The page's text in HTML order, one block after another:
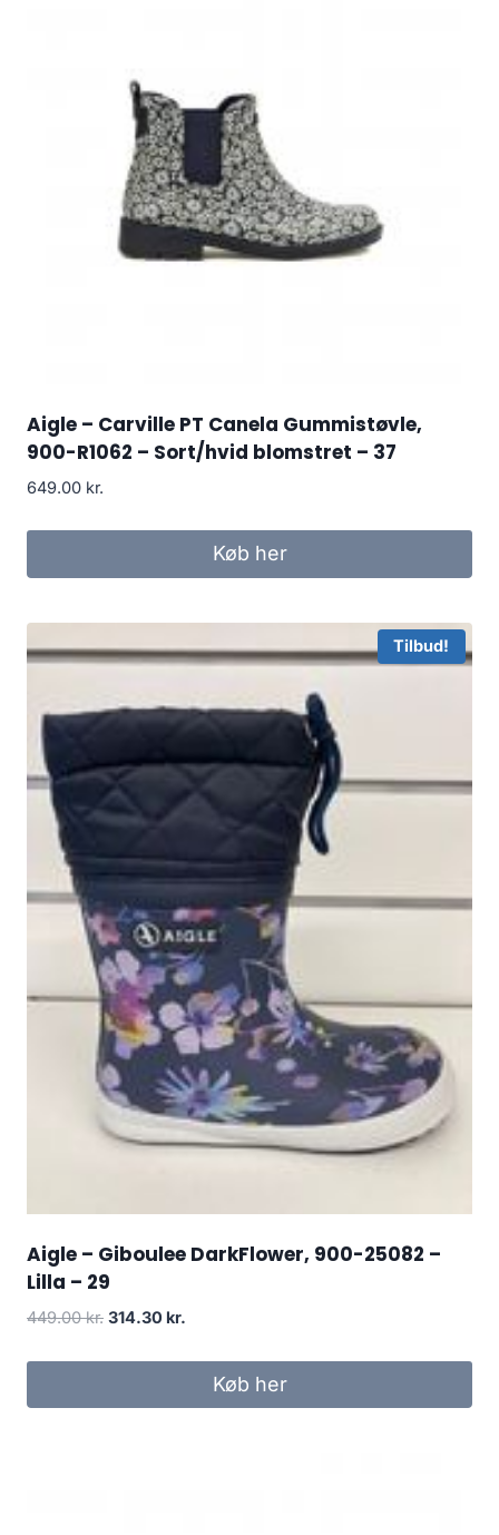
Aigle – Carville PT Canela Gummistøvle,
900-R1062 – Sort/hvid blomstret – 37
649.00 kr.
Køb her
Tilbud!
Aigle – Giboulee DarkFlower, 900-25082 –
Lilla – 29
449.00kr. Den
pris
314.30 kr.
pris
Køb her